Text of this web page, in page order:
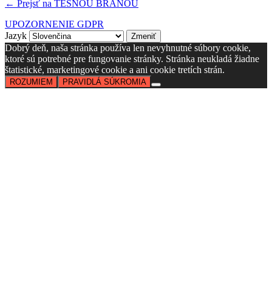
← Prejsť na TESNOU BRÁNOU
UPOZORNENIE GDPR
Jazyk
Dobrý deň, naša stránka používa len nevyhnutné súbory cookie,
ktoré sú potrebné pre fungovanie stránky. Stránka neukladá žiadne
štatistické, marketingové cookie a ani cookie tretích strán.
ROZUMIEM PRAVIDLÁ SÚKROMIA